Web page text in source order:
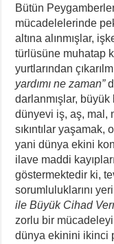
Bütün
mücadelelerinde
altına alınmışlar,
türlüsüne muhatap
yurtlarından
yardımı ne zaman”
darlanmışlar,
dünyevi iş, aş, mal,
sıkıntılar yaşamak,
yani dünya ekini
ilave maddi
göstermektedir ki,
sorumluluklarını
ile Büyük Cihad
zorlu bir
dünya ekinini ikinci